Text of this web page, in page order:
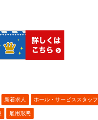
新着求人 ホール・サービススタッフ
雇用形態